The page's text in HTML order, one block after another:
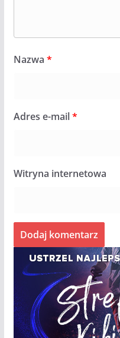
Nazwa *
Adres e-mail*
Witryna internetowa